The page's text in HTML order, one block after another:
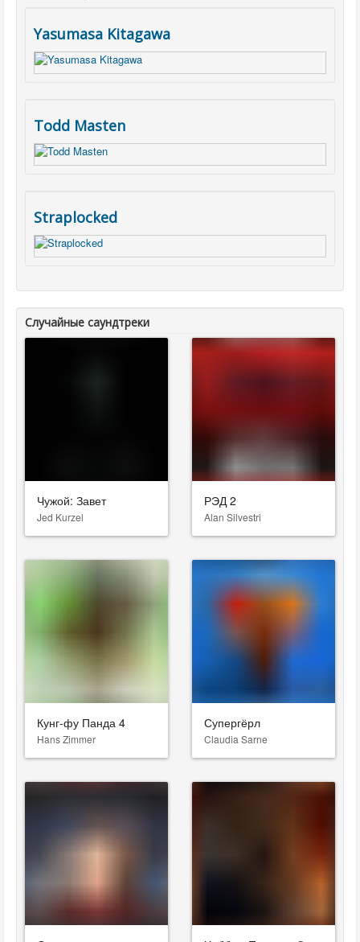
Yasumasa Kitagawa
Todd Masten
Straplocked
Случайные саундтреки
Чужой: Завет
Jed Kurzel
РЭД 2
Alan Silvestri
Кунг-фу Панда 4
Hans Zimmer
Супергёрл
Claudia Sarne